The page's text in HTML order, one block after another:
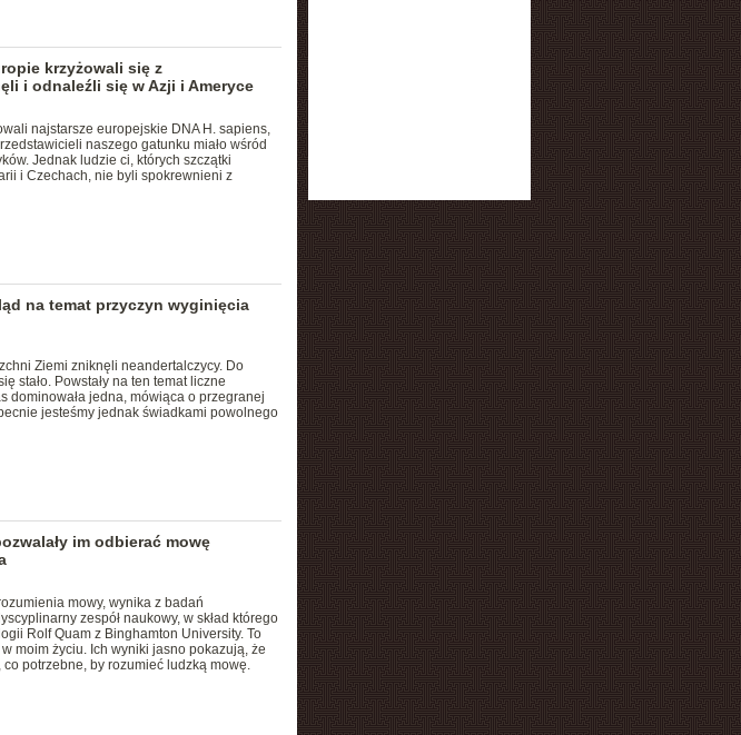
krzyżowali się z
i odnaleźli się w Azji i Ameryce
najstarsze europejskie DNA H. sapiens,
naszego gatunku miało wśród
Jednak ludzie ci, których szczątki
i Czechach, nie byli spokrewnieni z
na temat przyczyn wyginięcia
Ziemi zniknęli neandertalczycy. Do
stało. Powstały na ten temat liczne
dominowała jedna, mówiąca o przegranej
jesteśmy jednak świadkami powolnego
im odbierać mowę
mowy, wynika z badań
zespół naukowy, w skład którego
Rolf Quam z Binghamton University. To
moim życiu. Ich wyniki jasno pokazują, że
potrzebne, by rozumieć ludzką mowę.